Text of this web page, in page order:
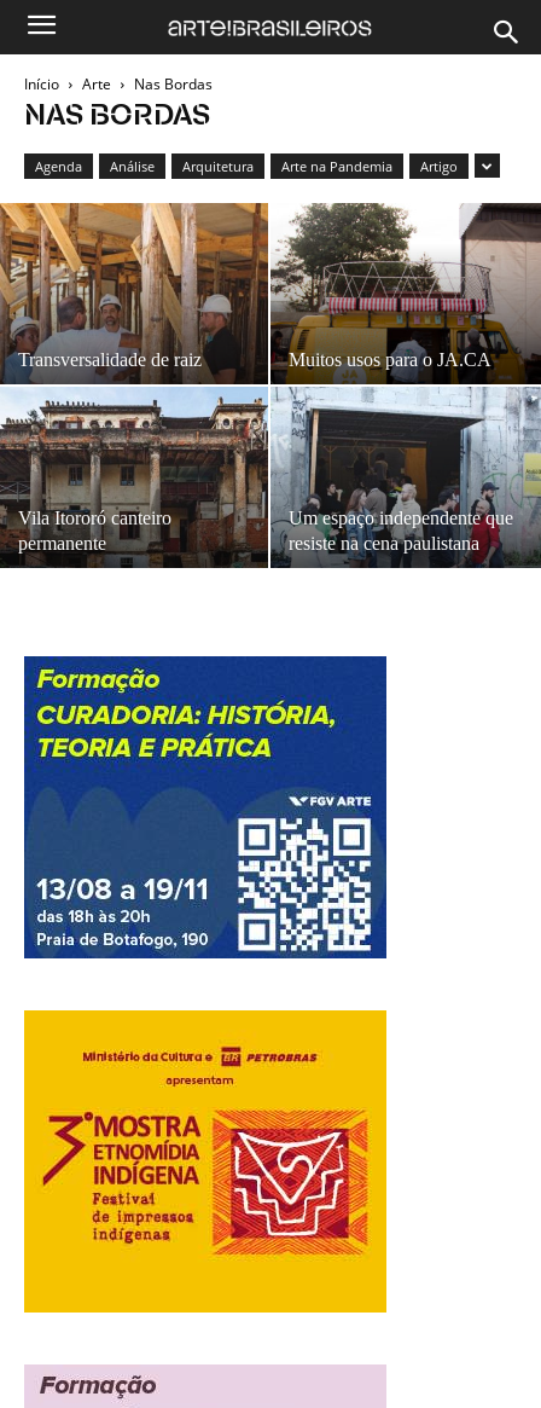
Início Arte Nas Bordas
NAS BORDAS
Agenda Análise Arquitetura Arte na Pandemia Artigo
Transversalidade de raiz Muitos usos para o JA.CA
Vila Itororó canteiro
permanente
Um espaço independente que
resiste na cena paulistana